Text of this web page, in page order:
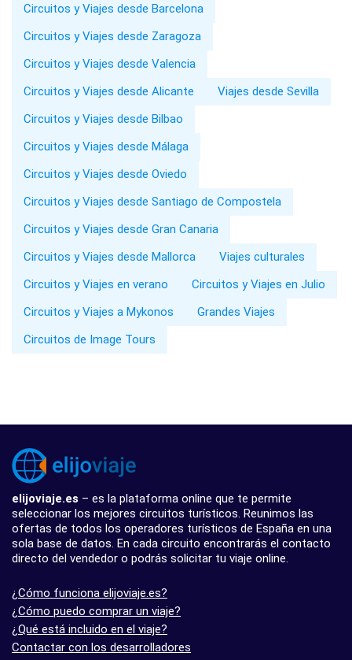
Circuitos y Viajes desde Barcelona
Circuitos y Viajes desde Zaragoza
Circuitos y Viajes desde Valencia
Circuitos y Viajes desde Alicante
Viajes desde Sevilla
Circuitos y Viajes desde Bilbao
Circuitos y Viajes desde Málaga
Circuitos y Viajes desde Oviedo
Circuitos y Viajes desde Santiago de Compostela
Circuitos y Viajes desde Gran Canaria
Circuitos y Viajes desde Mallorca
Viajes culturales
Circuitos y Viajes en verano
Circuitos y Viajes en Julio
Circuitos y Viajes a Mykonos
Grandes Viajes
Circuitos de Image Tours
elijoviaje.es – es la plataforma online que te permite
seleccionar los mejores circuitos turísticos. Reunimos las
ofertas de todos los operadores turísticos de España en una
sola base de datos. En cada circuito encontrarás el contacto
directo del vendedor o podrás solicitar tu viaje online.
¿Cómo funciona elijoviaje.es?
¿Cómo puedo comprar un viaje?
¿Qué está incluido en el viaje?
Contactar con los desarrolladores